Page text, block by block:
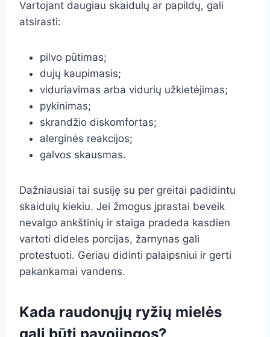
Vartojant daugiau skaidulų ar papildų, gali
atsirasti:
pilvo pūtimas;
dujų kaupimasis;
viduriavimas arba vidurių užkietėjimas;
pykinimas;
skrandžio diskomfortas;
alerginės reakcijos;
galvos skausmas.
Dažniausiai tai susiję su per greitai padidintu
skaidulų kiekiu. Jei žmogus įprastai beveik
nevalgo ankštinių ir staiga pradeda kasdien
vartoti dideles porcijas, žarnynas gali
protestuoti. Geriau didinti palaipsniui ir gerti
pakankamai vandens.
Kada raudonųjų ryžių mielės